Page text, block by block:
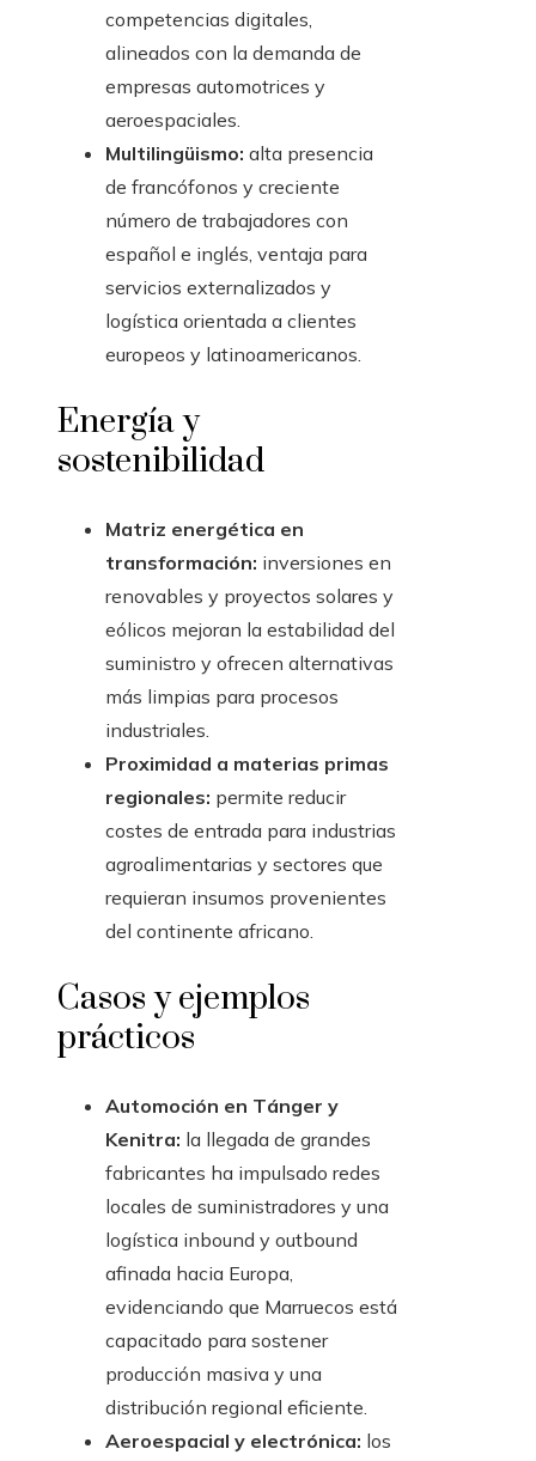
competencias digitales,
alineados con la demanda de
empresas automotrices y
aeroespaciales.
Multilingüismo: alta presencia
de francófonos y creciente
número de trabajadores con
español e inglés, ventaja para
servicios externalizados y
logística orientada a clientes
europeos y latinoamericanos.
Energía y
sostenibilidad
Matriz energética en
transformación: inversiones en
renovables y proyectos solares y
eólicos mejoran la estabilidad del
suministro y ofrecen alternativas
más limpias para procesos
industriales.
Proximidad a materias primas
regionales: permite reducir
costes de entrada para industrias
agroalimentarias y sectores que
requieran insumos provenientes
del continente africano.
Casos y ejemplos
prácticos
Automoción en Tánger y
Kenitra: la llegada de grandes
fabricantes ha impulsado redes
locales de suministradores y una
logística inbound y outbound
afinada hacia Europa,
evidenciando que Marruecos está
capacitado para sostener
producción masiva y una
distribución regional eficiente.
Aeroespacial y electrónica: los